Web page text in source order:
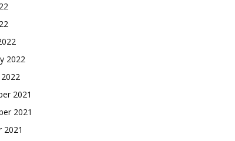
2022
2021
2021
2021